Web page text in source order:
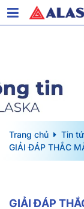
Trang chủ Tin
GIẢI ĐÁP THẮC
GIẢI ĐÁP